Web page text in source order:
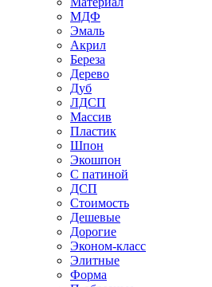
МДФ
Эмаль
Акрил
Береза
Дерево
Дуб
ЛДСП
Массив
Пластик
Шпон
Экошпон
С патиной
ДСП
Стоимость
Дешевые
Дорогие
Эконом-класс
Элитные
Форма